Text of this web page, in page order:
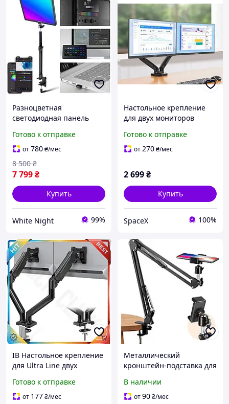
Разноцветная
светодиодная панель
APP управлением и
настольным крепежом-
зажимом
Готово к отправке
от780₴/мес
7 799₴
8 500 ₴
Купить
White Night 99%
Настольное крепление
для двух мониторов
регулировкой
Готово к отправке
от270₴/мес
2 699₴
Купить
SpaceX 100%
ІВ Настольное крепление
для Ultra Line двух
черное для рабочих мест
с регулировкой уг ЕMN_PS
Готово к отправке
от 177₴/мес
Металлический
кронштейн-подставка для
держатель с креплением
и регулировкой
В наличии
от90₴/мес